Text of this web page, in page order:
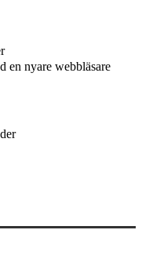
en nyare webbläsare